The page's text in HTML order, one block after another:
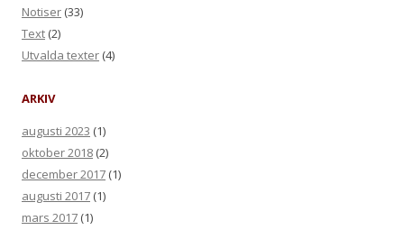
Notiser (33)
Text (2)
Utvalda texter (4)
ARKIV
augusti 2023 (1)
oktober 2018 (2)
december 2017 (1)
augusti 2017 (1)
mars 2017 (1)